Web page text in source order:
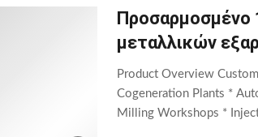
Προσαρμοσμένο
μεταλλικών
Product Overview
Cogeneration Plants *
Milling Workshops *